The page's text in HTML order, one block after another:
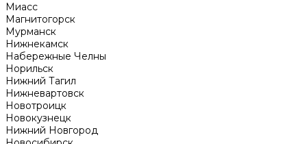
Миасс
Магнитогорск
Мурманск
Нижнекамск
Набережные Челны
Норильск
Нижний Тагил
Нижневартовск
Новотроицк
Новокузнецк
Нижний Новгород